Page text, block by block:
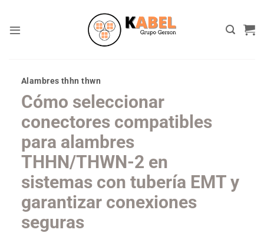
content
Alambres thhn thwn
Cómo seleccionar
conectores compatibles
para alambres
THHN/THWN-2 en
sistemas con tubería EMT y
garantizar conexiones
seguras